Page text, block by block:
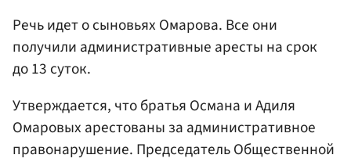
Речь идет о сыновьях Омарова. Все они
получили административные аресты на срок
до 13 суток.
Утверждается, что братья Османа и Адиля
Омаровых арестованы за административное
правонарушение. Председатель Общественной